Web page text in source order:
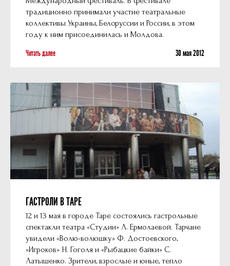
традиционно принимали участие театральные
коллективы Украины, Белоруссии и России, в этом
году к ним присоединилась и Молдова.
Читать далее 30 мая 2012
ГАСТРОЛИ В ТАРЕ
12 и 13 мая в городе Таре состоялись гастрольные
спектакли театра «Студии» Л. Ермолаевой. Тарчане
увидели «Волю-волюшку» Ф. Достоевского,
«Игроков» Н. Гоголя и «Рыбацкие байки» С.
Латышенко. Зрители, взрослые и юные, тепло